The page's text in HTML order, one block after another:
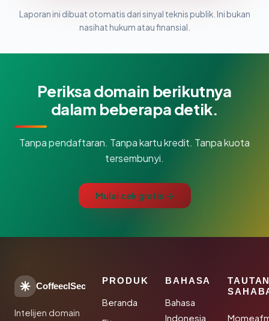
Laporan ini dibuat otomatis dari sinyal teknis publik. Ini bukan
nasihat hukum atau finansial.
Periksa domain berikutnya
dalam beberapa detik.
Tanpa pendaftaran. Tanpa kartu kredit. Tanpa kuota
tersembunyi.
Mulai cek gratis →
CoffeeclSec
Intelijen domain
PRODUK
Beranda
BAHASA
Bahasa
Indonesia